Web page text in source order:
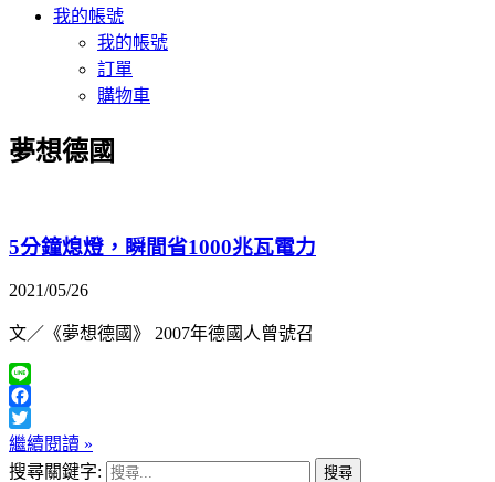
我的帳號
我的帳號
訂單
購物車
夢想德國
5分鐘熄燈，瞬間省1000兆瓦電力
2021/05/26
文／《夢想德國》 2007年德國人曾號召
Line
Facebook
Twitter
繼續閱讀 »
搜尋關鍵字: